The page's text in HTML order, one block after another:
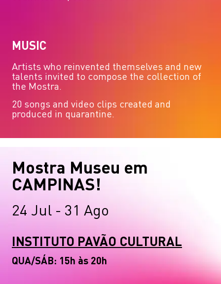
MUSIC
Artists who reinvented themselves and new
talents invited to compose the collection of
the Mostra.
20 songs and video clips created and
produced in quarantine.
Mostra Museu em
CAMPINAS!
24 Jul - 31 Ago
INSTITUTO PAVÃO CULTURAL
QUA/SÁB: 15h às 20h